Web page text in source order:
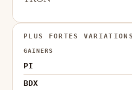
PLUS FORTES
GAINERS
PI
BDX